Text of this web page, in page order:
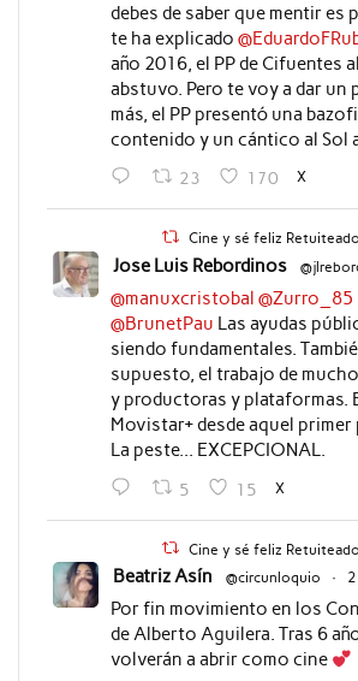
debes de saber que mentir es
te ha explicado
año 2016, el PP de Cifuentes
abstuvo. Pero te voy a dar un
más, el PP presentó una
contenido y un cántico al Sol
23 170 X
Cine y sé feliz Retuiteado
Jose Luis Rebordinos
@manuxcristobal @Zurro_85
@BrunetPau Las ayudas
siendo fundamentales.
supuesto, el trabajo de
y productoras y plataformas.
Movistar+ desde aquel
La peste... EXCEPCIONAL.
5 15 X
Cine y sé feliz Retuiteado
Beatriz Asín @circunloquio ·
Por fin movimiento en los
de Alberto Aguilera. Tras 6
volverán a abrir como cine